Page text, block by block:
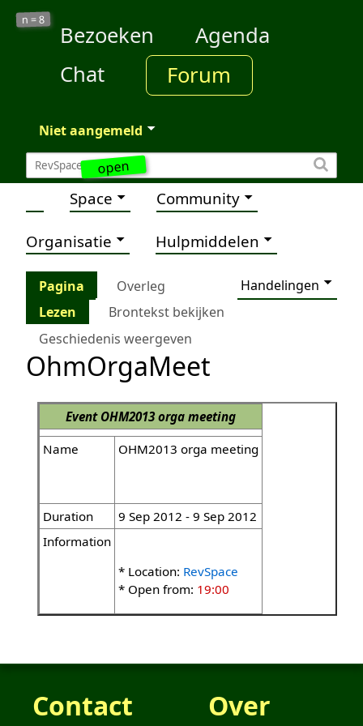
open
n =8
Bezoeken
Agenda
Chat
Forum
Niet aangemeld
Space Community
Organisatie Hulpmiddelen
Pagina Overleg
Handelingen
Lezen
Brontekst bekijken
Geschiedenis weergeven
OhmOrgaMeet
Event OHM2013 orga meeting
Name
OHM2013 orga meeting
Duration
9 Sep 2012 - 9 Sep 2012
Information
* Location: RevSpace
* Open from: 19:00
Contact Over